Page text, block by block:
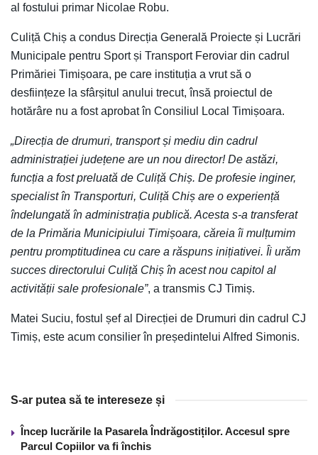
al fostului primar Nicolae Robu.
Culiță Chiș a condus Direcția Generală Proiecte și Lucrări
Municipale pentru Sport și Transport Feroviar din cadrul
Primăriei Timișoara, pe care instituția a vrut să o
desființeze la sfârșitul anului trecut, însă proiectul de
hotărâre nu a fost aprobat în Consiliul Local Timișoara.
„Direcția de drumuri, transport și mediu din cadrul
administrației județene are un nou director! De astăzi,
funcția a fost preluată de Culiță Chiș. De profesie inginer,
specialist în Transporturi, Culiță Chiș are o experiență
îndelungată în administrația publică. Acesta s-a transferat
de la Primăria Municipiului Timișoara, căreia îi mulțumim
pentru promptitudinea cu care a răspuns inițiativei. Îi urăm
succes directorului Culiță Chiș în acest nou capitol al
activității sale profesionale”, a transmis CJ Timiș.
Matei Suciu, fostul șef al Direcției de Drumuri din cadrul CJ
Timiș, este acum consilier în președintelui Alfred Simonis.
S-ar putea să te intereseze și
Încep lucrările la Pasarela Îndrăgostiților. Accesul spre
Parcul Copiilor va fi închis